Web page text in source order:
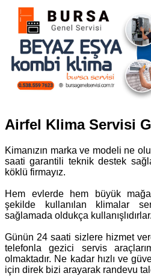
Airfel Klima Servisi
Kimanızın marka ve modeli ne
saati garantili teknik destek
köklü firmayız.
Hem evlerde hem büyük
şekilde kullanılan klimalar
sağlamada oldukça kullanışlıdırlar.
Günün 24 saati sizlere hizmet
telefonla gezici servis
olmaktadır. Ne kadar hızlı ve
için direk bizi arayarak randevu